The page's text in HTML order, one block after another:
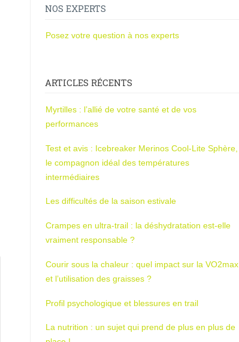
NOS EXPERTS
Posez votre question à nos experts
ARTICLES RÉCENTS
Myrtilles : l’allié de votre santé et de vos
performances
Test et avis : Icebreaker Merinos Cool-Lite Sphère,
le compagnon idéal des températures
intermédiaires
Les difficultés de la saison estivale
Crampes en ultra-trail : la déshydratation est-elle
vraiment responsable ?
Courir sous la chaleur : quel impact sur la VO2max
et l’utilisation des graisses ?
Profil psychologique et blessures en trail
La nutrition : un sujet qui prend de plus en plus de